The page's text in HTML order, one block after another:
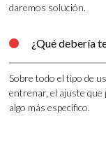
daremos solución.
 ¿Qué debería
Sobre todo el tipo de
entrenar, el ajuste
algo más específico.